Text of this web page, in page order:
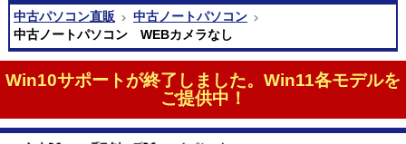
中古パソコン直販
中古ノートパソコン
中古ノートパソコン WEBカメラなし
Win10サポートが終了しました。Win11各モデルを
ご提供中！